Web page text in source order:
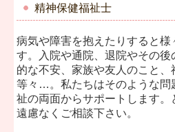
精神保健福祉士
病気や障害を抱えたりすると様
す。入院や通院、退院やその後
的な不安、家族や友人のこと、
等々…。私たちはそのような問
祉の両面からサポートします。
遠慮なくご相談下さい。